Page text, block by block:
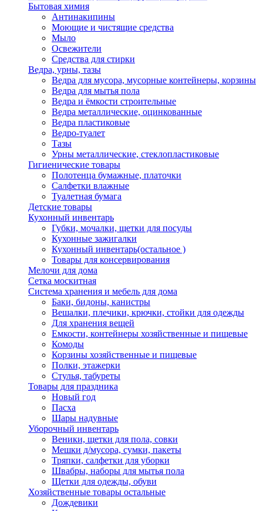
Бытовая химия
Антинакипины
Моющие и чистящие средства
Мыло
Освежители
Средства для стирки
Ведра, урны, тазы
Ведра для мусора, мусорные контейнеры, корзины
Ведра для мытья пола
Ведра и ёмкости строительные
Ведра металлические, оцинкованные
Ведра пластиковые
Ведро-туалет
Тазы
Урны металлические, стеклопластиковые
Гигиенические товары
Полотенца бумажные, платочки
Салфетки влажные
Туалетная бумага
Детские товары
Кухонный инвентарь
Губки, мочалки, щетки для посуды
Кухонные зажигалки
Кухонный инвентарь(остальное )
Товары для консервирования
Мелочи для дома
Сетка москитная
Система хранения и мебель для дома
Баки, бидоны, канистры
Вешалки, плечики, крючки, стойки для одежды
Для хранения вещей
Емкости, контейнеры хозяйственные и пищевые
Комоды
Корзины хозяйственные и пищевые
Полки, этажерки
Стулья, табуреты
Товары для праздника
Новый год
Пасха
Шары надувные
Уборочный инвентарь
Веники, щетки для пола, совки
Мешки д/мусора, сумки, пакеты
Тряпки, салфетки для уборки
Швабры, наборы для мытья пола
Щетки для одежды, обуви
Хозяйственные товары остальные
Дождевики